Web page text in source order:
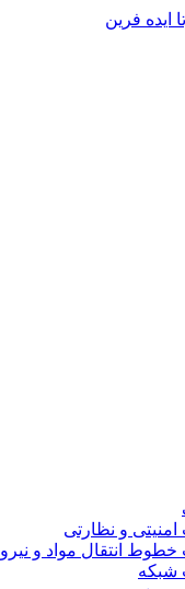
امنیتی و نظارتی
خطوط انتقال مواد و نیرو
شبکه